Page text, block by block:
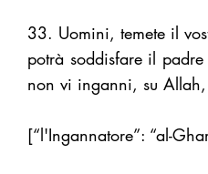
33. Uomini, temete il
potrà soddisfare il
non vi inganni, su
[“l'Ingannatore”: “al-